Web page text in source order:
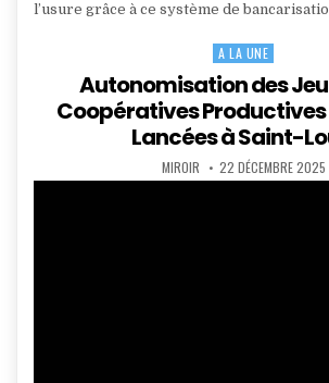
l’usure grâce à ce système de
Posted
in
A LA UNE
Autonomisation des
Coopératives
Lancées à Saint-
AUTHOR:
MIROIR PUBLISHED
DATE:
22 DÉCEMBRE 2025